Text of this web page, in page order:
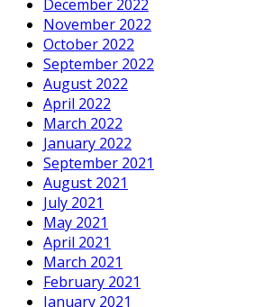
December 2022
November 2022
October 2022
September 2022
August 2022
April 2022
March 2022
January 2022
September 2021
August 2021
July 2021
May 2021
April 2021
March 2021
February 2021
January 2021